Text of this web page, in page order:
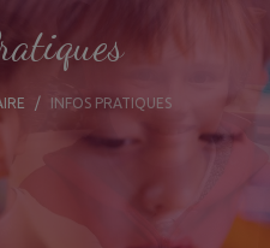
INFOS PRATIQUES